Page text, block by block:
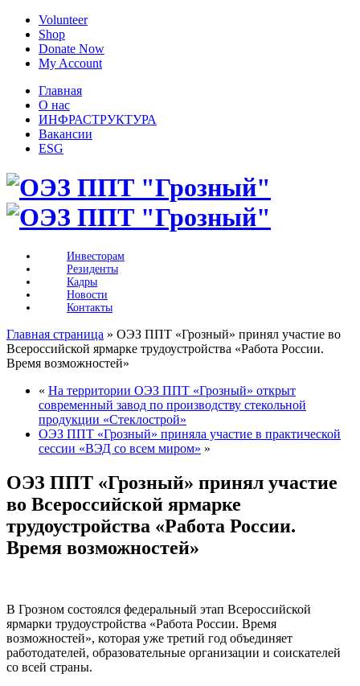
Volunteer
Shop
Donate Now
My Account
Главная
О нас
ИНФРАСТРУКТУРА
Вакансии
ESG
Инвесторам
Резиденты
Кадры
Новости
Контакты
Главная страница » ОЭЗ ППТ «Грозный» принял участие во
Всероссийской ярмарке трудоустройства «Работа России.
Время возможностей»
« На территории ОЭЗ ППТ «Грозный» открыт
современный завод по производству стекольной
продукции «Стеклострой»
ОЭЗ ППТ «Грозный» приняла участие в практической
сессии «ВЭД со всем миром» »
ОЭЗ ППТ «Грозный» принял участие
во Всероссийской ярмарке
трудоустройства «Работа России.
Время возможностей»
В Грозном состоялся федеральный этап Всероссийской
ярмарки трудоустройства «Работа России. Время
возможностей», которая уже третий год объединяет
работодателей, образовательные организации и соискателей
со всей страны.